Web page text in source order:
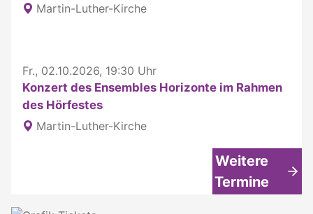
Martin-Luther-Kirche
Fr., 02.10.2026, 19:30 Uhr
Konzert des Ensembles Horizonte im Rahmen
des Hörfestes
Martin-Luther-Kirche
Weitere
Termine